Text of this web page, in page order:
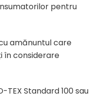
pentru
amănuntul care
în considerare
Standard 100 sau